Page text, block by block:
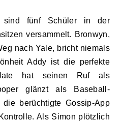
sind fünf Schüler in der
versammelt. Bronwyn,
nach Yale, bricht niemals
Addy ist die perfekte
Nate hat seinen Ruf als
glänzt als Baseball-
berüchtigte Gossip-App
Als Simon plötzlich